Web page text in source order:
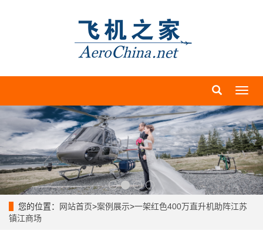
导
菜
单
您的位置： 网站首页>案例展示>一架红色400万直升机助阵江苏
镇江商场